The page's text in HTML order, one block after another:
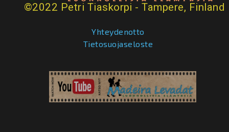
©2022 Petri Tiaskorpi - Tampere, Finland
Yhteydenotto
Tietosuojaseloste